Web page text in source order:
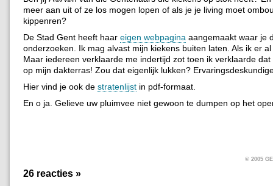
meer aan uit of ze los mogen lopen of als je je living moet
kippenren?
De Stad Gent heeft haar eigen webpagina aangemaakt waar je
onderzoeken. Ik mag alvast mijn kiekens buiten laten. Als ik er
Maar iedereen verklaarde me indertijd zot toen ik verklaarde dat
op mijn dakterras! Zou dat eigenlijk lukken?
Hier vind je ook de stratenlijst in pdf-formaat.
En o ja. Gelieve uw pluimvee niet gewoon te dumpen op het
© 2005
26 reacties »